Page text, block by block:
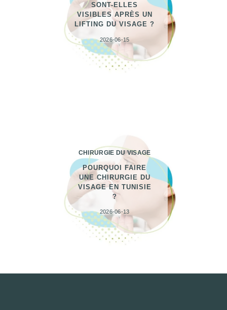
SONT-ELLES
VISIBLES APRÈS UN
LIFTING DU VISAGE ?
2026-06-15
CHIRURGIE DU VISAGE
POURQUOI FAIRE
UNE CHIRURGIE DU
VISAGE EN TUNISIE
?
2026-06-13